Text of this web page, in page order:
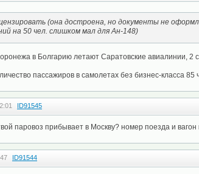
(она достроена, но документы не
на 50 чел. слишком мал для Ан-148)
в Болгарию летают Саратовские авиалинии, 2
пассажиров в самолетах без бизнес-класса 85
ID91545
паровоз прибывает в Москву? номер поезда и
ID91544